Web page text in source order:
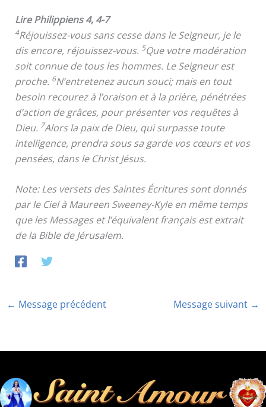
Lire Philippiens 4, 4-7
4Réjouissez-vous sans cesse dans le Seigneur, je le
dis encore, réjouissez-vous. 5Que votre modération
soit connue de tous les hommes. Le Seigneur est
proche. 6N’entretenez aucun souci; mais en tout
besoin recourez à l’oraison et à la prière, pénétrées
d’action de grâces, pour présenter vos requêtes à
Dieu. 7Alors la paix de Dieu, qui surpasse toute
intelligence, prendra sous sa garde vos cœurs et vos
pensées, dans le Christ Jésus.
Note: Les versets des Saintes Écritures sont donnés
par le Ciel à Maureen Sweeney-Kyle en même temps
que les Messages et l’équivalent français est extrait
de la Bible de Jérusalem.
← Message précédent Message suivant →